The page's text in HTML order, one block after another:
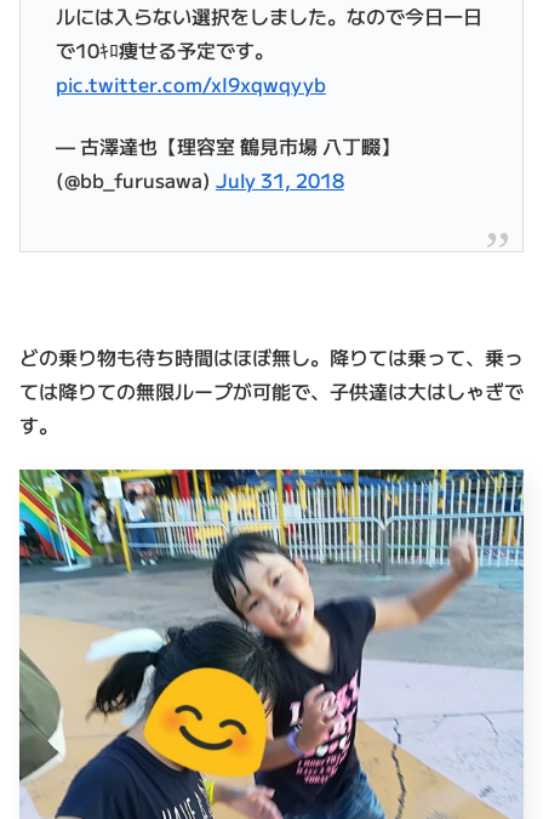
ルには入らない選択をしました。なので今日一日
で10ｷﾛ痩せる予定です。
pic.twitter.com/xI9xqwqyyb
— 古澤達也【理容室 鶴見市場 八丁畷】
(@bb_furusawa) July 31, 2018
どの乗り物も待ち時間はほぼ無し。降りては乗って、乗っ
ては降りての無限ループが可能で、子供達は大はしゃぎで
す。